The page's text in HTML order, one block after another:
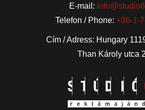
E-mail:
Telefon / Phone: +36-1-
Cím / Adress: Hungary
Than Károly utca